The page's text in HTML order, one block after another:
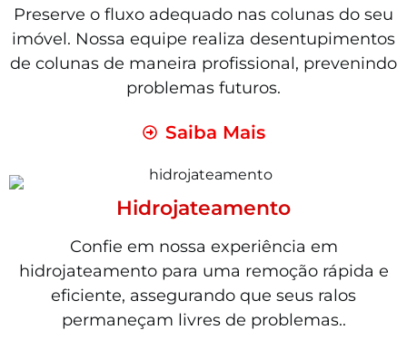
Preserve o fluxo adequado nas colunas do seu
imóvel. Nossa equipe realiza desentupimentos
de colunas de maneira profissional, prevenindo
problemas futuros.
Saiba Mais
Hidrojateamento
Confie em nossa experiência em
hidrojateamento para uma remoção rápida e
eficiente, assegurando que seus ralos
permaneçam livres de problemas..